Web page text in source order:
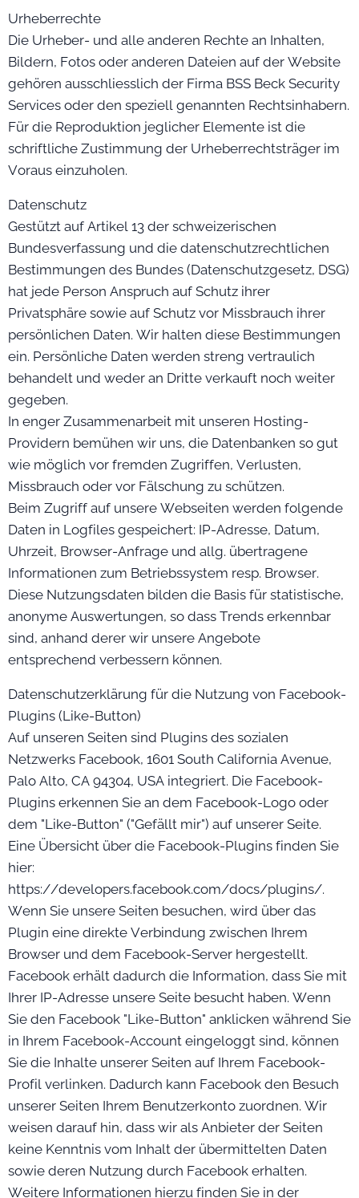
Urheberrechte
Die Urheber- und alle anderen Rechte an Inhalten,
Bildern, Fotos oder anderen Dateien auf der Website
gehören ausschliesslich der Firma BSS Beck Security
Services oder den speziell genannten Rechtsinhabern.
Für die Reproduktion jeglicher Elemente ist die
schriftliche Zustimmung der Urheberrechtsträger im
Voraus einzuholen.
Datenschutz
Gestützt auf Artikel 13 der schweizerischen
Bundesverfassung und die datenschutzrechtlichen
Bestimmungen des Bundes (Datenschutzgesetz, DSG)
hat jede Person Anspruch auf Schutz ihrer
Privatsphäre sowie auf Schutz vor Missbrauch ihrer
persönlichen Daten. Wir halten diese Bestimmungen
ein. Persönliche Daten werden streng vertraulich
behandelt und weder an Dritte verkauft noch weiter
gegeben.
In enger Zusammenarbeit mit unseren Hosting-
Providern bemühen wir uns, die Datenbanken so gut
wie möglich vor fremden Zugriffen, Verlusten,
Missbrauch oder vor Fälschung zu schützen.
Beim Zugriff auf unsere Webseiten werden folgende
Daten in Logfiles gespeichert: IP-Adresse, Datum,
Uhrzeit, Browser-Anfrage und allg. übertragene
Informationen zum Betriebssystem resp. Browser.
Diese Nutzungsdaten bilden die Basis für statistische,
anonyme Auswertungen, so dass Trends erkennbar
sind, anhand derer wir unsere Angebote
entsprechend verbessern können.
Datenschutzerklärung für die Nutzung von Facebook-
Plugins (Like-Button)
Auf unseren Seiten sind Plugins des sozialen
Netzwerks Facebook, 1601 South California Avenue,
Palo Alto, CA 94304, USA integriert. Die Facebook-
Plugins erkennen Sie an dem Facebook-Logo oder
dem "Like-Button" ("Gefällt mir") auf unserer Seite.
Eine Übersicht über die Facebook-Plugins finden Sie
hier:
https://developers.facebook.com/docs/plugins/.
Wenn Sie unsere Seiten besuchen, wird über das
Plugin eine direkte Verbindung zwischen Ihrem
Browser und dem Facebook-Server hergestellt.
Facebook erhält dadurch die Information, dass Sie mit
Ihrer IP-Adresse unsere Seite besucht haben. Wenn
Sie den Facebook "Like-Button" anklicken während Sie
in Ihrem Facebook-Account eingeloggt sind, können
Sie die Inhalte unserer Seiten auf Ihrem Facebook-
Profil verlinken. Dadurch kann Facebook den Besuch
unserer Seiten Ihrem Benutzerkonto zuordnen. Wir
weisen darauf hin, dass wir als Anbieter der Seiten
keine Kenntnis vom Inhalt der übermittelten Daten
sowie deren Nutzung durch Facebook erhalten.
Weitere Informationen hierzu finden Sie in der